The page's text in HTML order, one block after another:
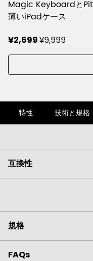
Magic Keyboardと
薄いiPadケース
¥2,699¥9,999
特性 技術と規格
互換性
規格
FAQs